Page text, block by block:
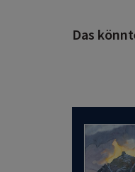
Das